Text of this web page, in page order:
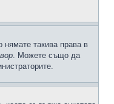
такива права в
. Можете също да